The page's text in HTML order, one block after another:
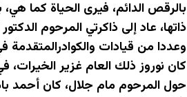
بالرقص الدائم، فيرى الحياة كما
ذاتها، عاد إلى ذاكرتي المرحوم
وعددا من قيادات والكوادرالمتقدمة
كان نوروز ذلك العام غزير
حول المرحوم مام جلال، كان أحمد